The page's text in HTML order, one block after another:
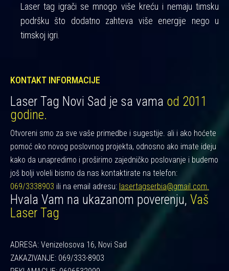
Laser tag igrači se mnogo više kreću i nemaju timsku
podršku što dodatno zahteva više energije nego u
timskoj igri.
KONTAKT INFORMACIJE
Laser Tag Novi Sad je sa vama od 2011
godine.
Otvoreni smo za sve vaše primedbe i sugestije. ali i ako hoćete
pomoć oko novog poslovnog projekta, odnosno ako imate ideju
kako da unapredimo i proširimo zajedničko poslovanje i budemo
još bolji voleli bismo da nas kontaktirate na telefon:
069/3338903 ili na email adresu: lasertagserbia@gmail.com.
Hvala Vam na ukazanom poverenju, Vaš
Laser Tag
ADRESA: Venizelosova 16, Novi Sad
ZAKAZIVANJE: 069/333-8903